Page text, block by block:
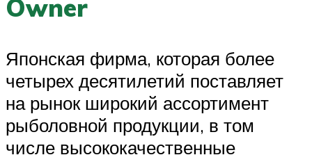
Owner
Японская фирма, которая более
четырех десятилетий поставляет
на рынок широкий ассортимент
рыболовной продукции, в том
числе высококачественные